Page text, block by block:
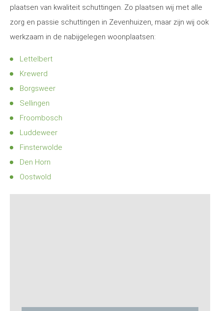
plaatsen van kwaliteit schuttingen. Zo plaatsen wij met alle
zorg en passie schuttingen in Zevenhuizen, maar zijn wij ook
werkzaam in de nabijgelegen woonplaatsen:
Lettelbert
Krewerd
Borgsweer
Sellingen
Froombosch
Luddeweer
Finsterwolde
Den Horn
Oostwold